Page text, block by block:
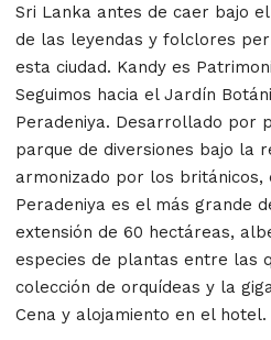
Sri Lanka antes de caer bajo
de las leyendas y folclores
esta ciudad. Kandy es
Seguimos hacia el Jardín
Peradeniya. Desarrollado por
parque de diversiones bajo la
armonizado por los británicos,
Peradeniya es el más grande
extensión de 60 hectáreas,
especies de plantas entre las
colección de orquídeas y la
Cena y alojamiento en el hotel.